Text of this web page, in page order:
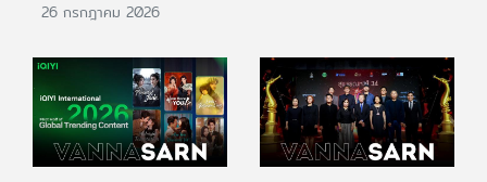
26 กรกฎาคม 2026